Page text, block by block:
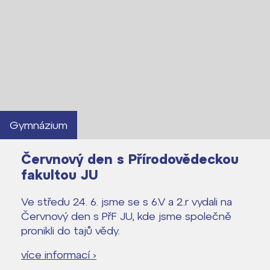
Gymnázium
Červnový den s Přírodovědeckou
fakultou JU
Ve středu 24. 6. jsme se s 6.V a 2.r vydali na
Červnový den s PřF JU, kde jsme společně
pronikli do tajů vědy.
více informací ›
Lidé často hledají
Proč se stát žákem ZŠ ČAG